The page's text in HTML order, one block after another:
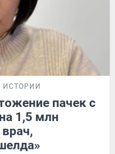
ИСТОРИИ
пачек с
1,5 млн